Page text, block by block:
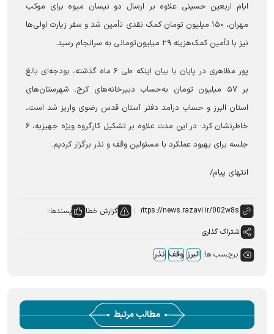
ایام اربعین حسینی علاوه بر ارسال دو نیسان میوه برای موکب
مهران، ۱۵۰ میلیون تومان کمک نقدی تأمین شد و سفر زیارت اولی‌ها
نیز با تأمین کمک‌هزینه ۲۹ میلیون‌تومانی به سرانجام رسید.
پور مظاهری در پایان با بیان اینکه طی ۶ ماه گذشته، بودجه‌ای بالغ
بر ۵۷ میلیون تومان به‌حساب دبیرخانه‌های کرج، شهرستان‌های
استان البرز و حساب درآمد دفتر آستان قدس رضوی واریز شد است،
خاطرنشان کرد: در این مدت علاوه بر تشکیل کارگروه ویژه جهیزیه، ۶
جلسه برای بهبود عملکرد با مسئولین وقف و نذر برگزار کردیم.
انتهای پیام/
گزارش خطا
پسندها:
اشتراک گذاری
برچسب ها: البرز وقف نذر
مطالب مرتبط